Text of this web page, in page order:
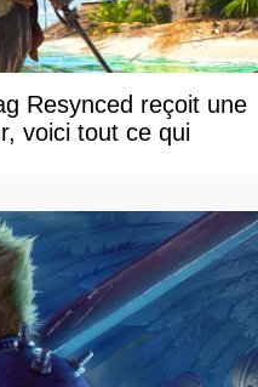
Resynced reçoit une
voici tout ce qui